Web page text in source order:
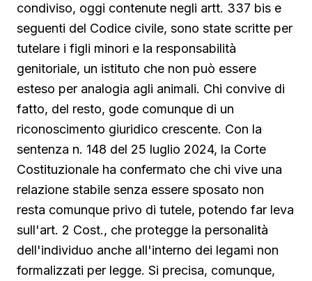
condiviso, oggi contenute negli artt. 337 bis e
seguenti del Codice civile, sono state scritte per
tutelare i figli minori e la responsabilità
genitoriale, un istituto che non può essere
esteso per analogia agli animali. Chi convive di
fatto, del resto, gode comunque di un
riconoscimento giuridico crescente. Con la
sentenza n. 148 del 25 luglio 2024, la Corte
Costituzionale ha confermato che chi vive una
relazione stabile senza essere sposato non
resta comunque privo di tutele, potendo far leva
sull'art. 2 Cost., che protegge la personalità
dell'individuo anche all'interno dei legami non
formalizzati per legge. Si precisa, comunque,